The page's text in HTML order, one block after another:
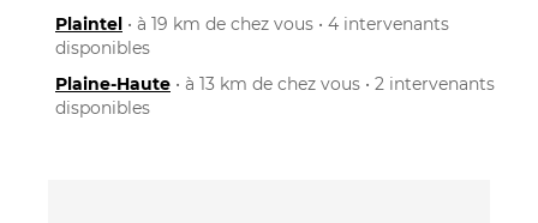
Plaintel • à 19 km de chez vous • 4 intervenants
disponibles
Plaine-Haute • à 13 km de chez vous • 2 intervenants
disponibles